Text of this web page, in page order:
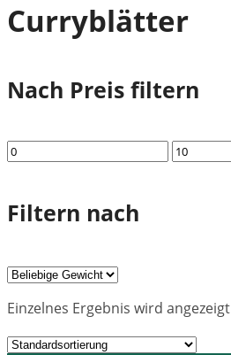
Curryblätter
Nach Preis filtern
Min.
Preis
Max.
Preis
Filtern nach
Einzelnes Ergebnis wird angezeigt